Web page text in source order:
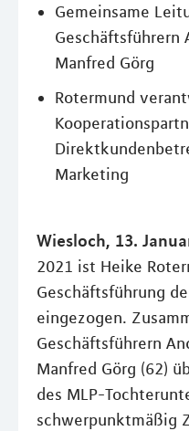
Gemeinsame
Geschäftsführern
Manfred Görg
Rotermund
Marketing
Wiesloch, 13.
2021 ist Heike
Geschäftsführung
eingezogen.
Geschäftsführern
Manfred Görg (62)
des MLP-
schwerpunktmäßig